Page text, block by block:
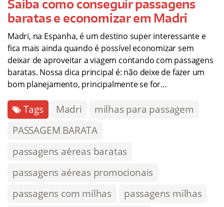
Saiba como conseguir passagens
baratas e economizar em Madri
Madri, na Espanha, é um destino super interessante e
fica mais ainda quando é possível economizar sem
deixar de aproveitar a viagem contando com passagens
baratas. Nossa dica principal é: não deixe de fazer um
bom planejamento, principalmente se for…
Tags Madri
milhas para passagem
PASSAGEM BARATA
passagens aéreas baratas
passagens aéreas promocionais
passagens com milhas
passagens milhas